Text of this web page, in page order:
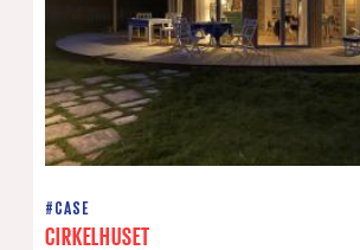
#CASE
CIRKELHUSET